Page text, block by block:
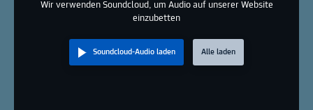
Wir verwenden Soundcloud, um Audio auf unserer Website
einzubetten
Soundcloud-Audio laden Alle laden